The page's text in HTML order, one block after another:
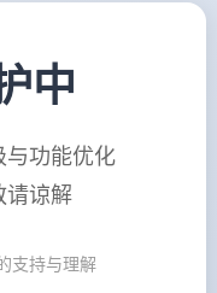
中
与功能优化
请谅解
支持与理解